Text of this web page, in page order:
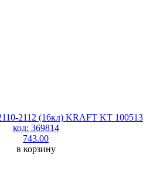
2112 (16кл) KRAFT KT 100513
код: 369814
743.00
в корзину